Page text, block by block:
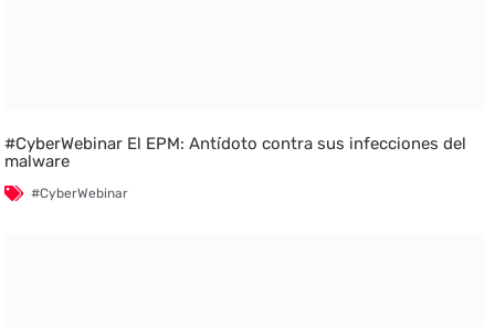
#CyberWebinar El EPM: Antídoto contra sus infecciones del
malware
#CyberWebinar